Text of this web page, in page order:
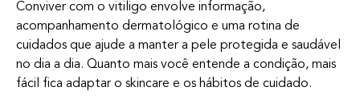
Conviver com o vitiligo envolve informação,
acompanhamento dermatológico e uma rotina de
cuidados que ajude a manter a pele protegida e saudável
no dia a dia. Quanto mais você entende a condição, mais
fácil fica adaptar o skincare e os hábitos de cuidado.